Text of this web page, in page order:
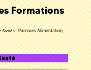
Formations
Santé
Parcours Alimentation,